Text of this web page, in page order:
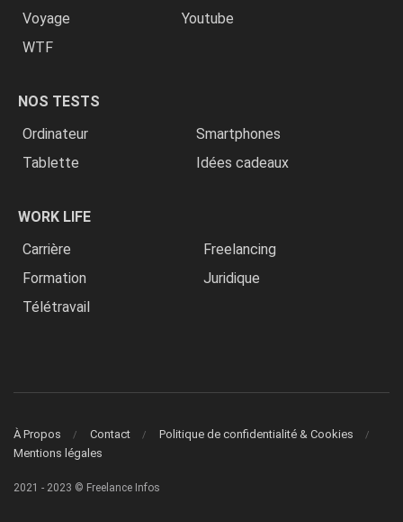
Voyage
Youtube
WTF
NOS TESTS
Ordinateur
Smartphones
Tablette
Idées cadeaux
WORK LIFE
Carrière
Freelancing
Formation
Juridique
Télétravail
À Propos Contact
Politique de confidentialité & Cookies
Mentions légales
2021 - 2023 © Freelance Infos